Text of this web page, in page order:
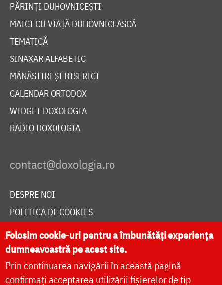
PĂRINȚI DUHOVNICEȘTI
MAICI CU VIAȚĂ DUHOVNICEASCĂ
TEMATICĂ
SINAXAR ALFABETIC
MĂNĂSTIRI ȘI BISERICI
CALENDAR ORTODOX
WIDGET DOXOLOGIA
RADIO DOXOLOGIA
DESPRE NOI
POLITICA DE COOKIES
DONEAZĂ ONLINE PENTRU CATEDRALA NAȚIONALĂ
LIVE
Folosim cookie-uri pentru a îmbunătăți experiența
dumneavoastră pe acest site.
Prin continuarea navigării în această pagină
confirmați acceptarea utilizării fișierelor de tip